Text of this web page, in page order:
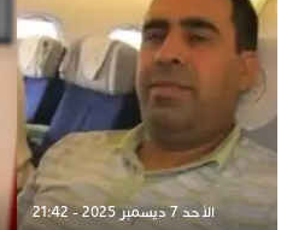
الأحد 7 ديسمبر 2025 - 21:42